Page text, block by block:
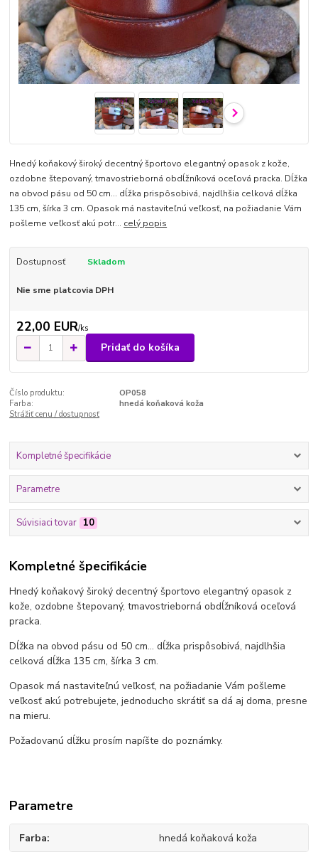
Hnedý koňakový široký decentný športovo elegantný opasok z kože,
ozdobne štepovaný, tmavostrieborná obdĺžníková oceľová pracka. Dĺžka
na obvod pásu od 50 cm... dĺžka prispôsobivá, najdlhšia celková dĺžka
135 cm, šírka 3 cm. Opasok má nastaviteľnú veľkosť, na požiadanie Vám
pošleme veľkosť akú potr... celý popis
Dostupnosť Skladom
Nie sme platcovia DPH
22,00 EUR/ks
Pridať do košíka
Číslo produktu:
OP058
Farba:
hnedá koňaková koža
Strážiť cenu / dostupnosť
Kompletné špecifikácie
Parametre
Súvisiaci tovar 10
Kompletné špecifikácie
Hnedý koňakový široký decentný športovo elegantný opasok z
kože, ozdobne štepovaný, tmavostrieborná obdĺžníková oceľová
pracka.
Dĺžka na obvod pásu od 50 cm... dĺžka prispôsobivá, najdlhšia
celková dĺžka 135 cm, šírka 3 cm.
Opasok má nastaviteľnú veľkosť, na požiadanie Vám pošleme
veľkosť akú potrebujete, jednoducho skrátiť sa dá aj doma, presne
na mieru.
Požadovanú dĺžku prosím napíšte do poznámky.
Parametre
Farba hnedá koňaková koža